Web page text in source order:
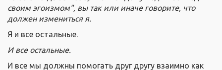
своим эгоизмом", вы так или иначе говорите, что
должен измениться я.
Я и все остальные.
И все остальные.
И все мы должны помогать друг другу взаимно как